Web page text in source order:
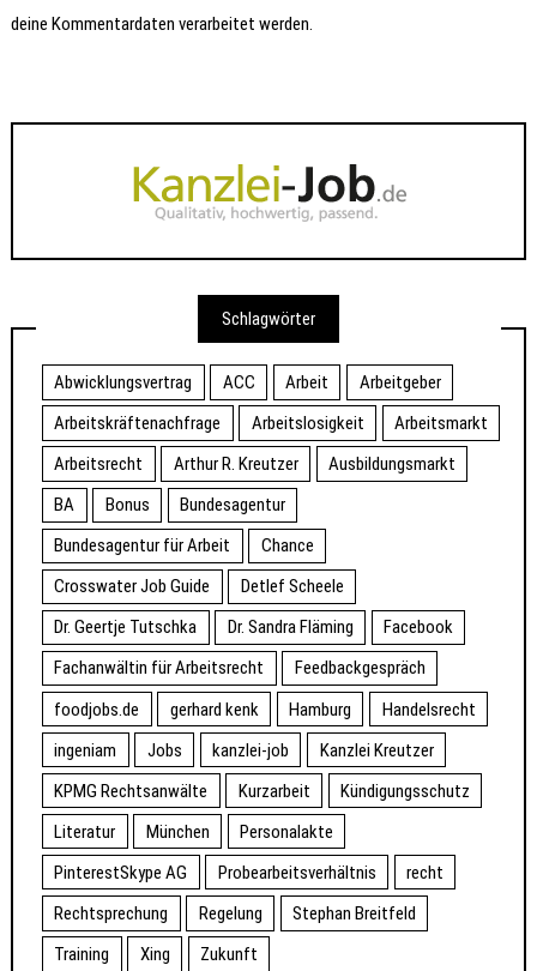
deine Kommentardaten verarbeitet werden.
Schlagwörter
Abwicklungsvertrag ACC Arbeit
Arbeitgeber
Arbeitskräftenachfrage
Arbeitslosigkeit
Arbeitsmarkt
Arbeitsrecht
Arthur R. Kreutzer
Ausbildungsmarkt
BA
Bonus
Bundesagentur
Bundesagentur für Arbeit
Chance
Crosswater Job Guide
Detlef Scheele
Dr. Geertje Tutschka
Dr. Sandra Fläming
Facebook
Fachanwältin für Arbeitsrecht
Feedbackgespräch
foodjobs.de
gerhard kenk Hamburg
Handelsrecht
ingeniam
Jobs kanzlei-job
Kanzlei Kreutzer
KPMG Rechtsanwälte
Kurzarbeit
Kündigungsschutz
Literatur
München
Personalakte
PinterestSkype AG
Probearbeitsverhältnis
recht
Rechtsprechung
Regelung
Stephan Breitfeld
Training
Xing Zukunft